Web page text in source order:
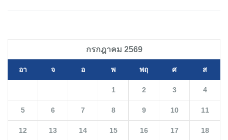
กรกฎาคม 2569
อา จ อ พ พฤ ศ ส
1 2 3 4
5 6 7 8 9 10 11
12 13 14 15 16 17 18